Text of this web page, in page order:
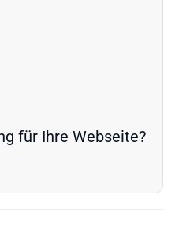
für Ihre Webseite?